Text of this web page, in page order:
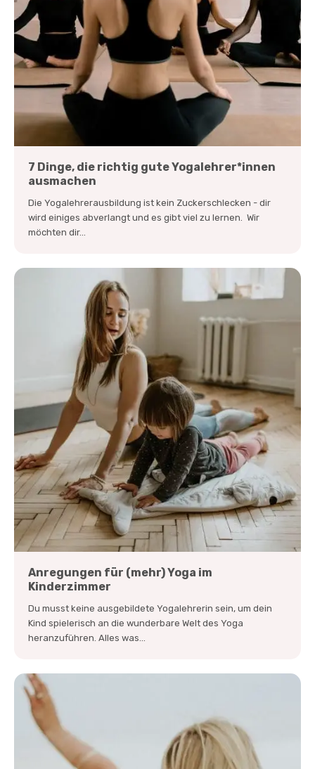
7 Dinge, die richtig gute Yogalehrer*innen
ausmachen
Die Yogalehrerausbildung ist kein Zuckerschlecken - dir
wird einiges abverlangt und es gibt viel zu lernen. Wir
möchten dir...
Anregungen für (mehr) Yoga im
Kinderzimmer
Du musst keine ausgebildete Yogalehrerin sein, um dein
Kind spielerisch an die wunderbare Welt des Yoga
heranzuführen. Alles was...